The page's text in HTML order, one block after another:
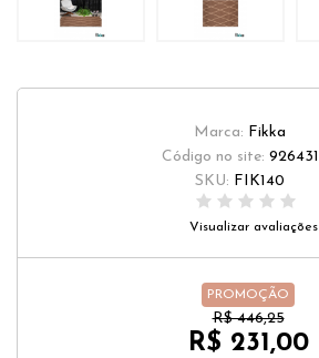
Marca: Fikka
Código no site: 926431
SKU: FIK140
Visualizar avaliações
PROMOÇÃO
R$ 446,25
R$ 231,00